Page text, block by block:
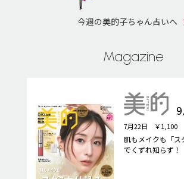
今週の美的子ちゃん占いへ
Magazine
9
7月22日 ￥1,100
肌もメイクも「ス
でくずれ知らず！